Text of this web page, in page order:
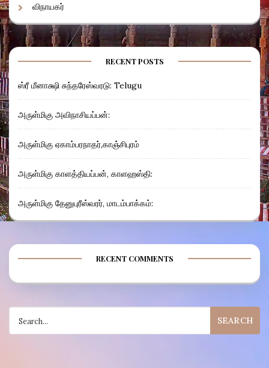
விநாயகர்
RECENT POSTS
ஸ்ரீ மீனாக்ஷி சுந்தரேஸ்வரடு: Telugu
அருள்மிகு அவிநாசியப்பன்:
அருள்மிகு ஏகாம்பரநாதர்,காஞ்சிபுரம்
அருள்மிகு காளத்தியப்பன், காளஹஸ்தி:
அருள்மிகு தேனுபுரீஸ்வரர், மாடம்பாக்கம்:
RECENT COMMENTS
for: